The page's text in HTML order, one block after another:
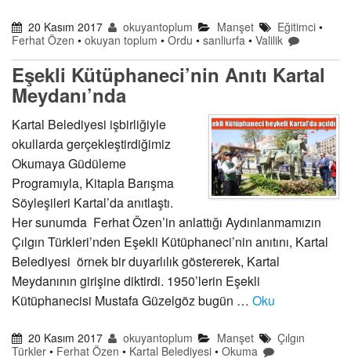
20 Kasım 2017 okuyantoplum Manşet Eğitimci•
Ferhat Özen • okuyan toplum • Ordu • sanliurfa • Valilik
Eşekli Kütüphaneci’nin Anıtı Kartal
Meydanı’nda
Kartal Belediyesi işbirliğiyle
okullarda gerçekleştirdiğimiz
Okumaya Güdüleme
Programıyla, Kitapla Barışma
Söyleşileri Kartal’da anıtlaştı.
Her sunumda Ferhat Özen’in anlattığı Aydınlanmamızın
Çılgın Türkleri’nden Eşekli Kütüphaneci’nin anıtını, Kartal
Belediyesi örnek bir duyarlılık göstererek, Kartal
Meydanının girişine diktirdi. 1950’lerin Eşekli
Kütüphanecisi Mustafa Güzelgöz bugün … Oku
20 Kasım 2017 okuyantoplum Manşet
Çılgın
Türkler • Ferhat Özen • Kartal Belediyesi • Okuma